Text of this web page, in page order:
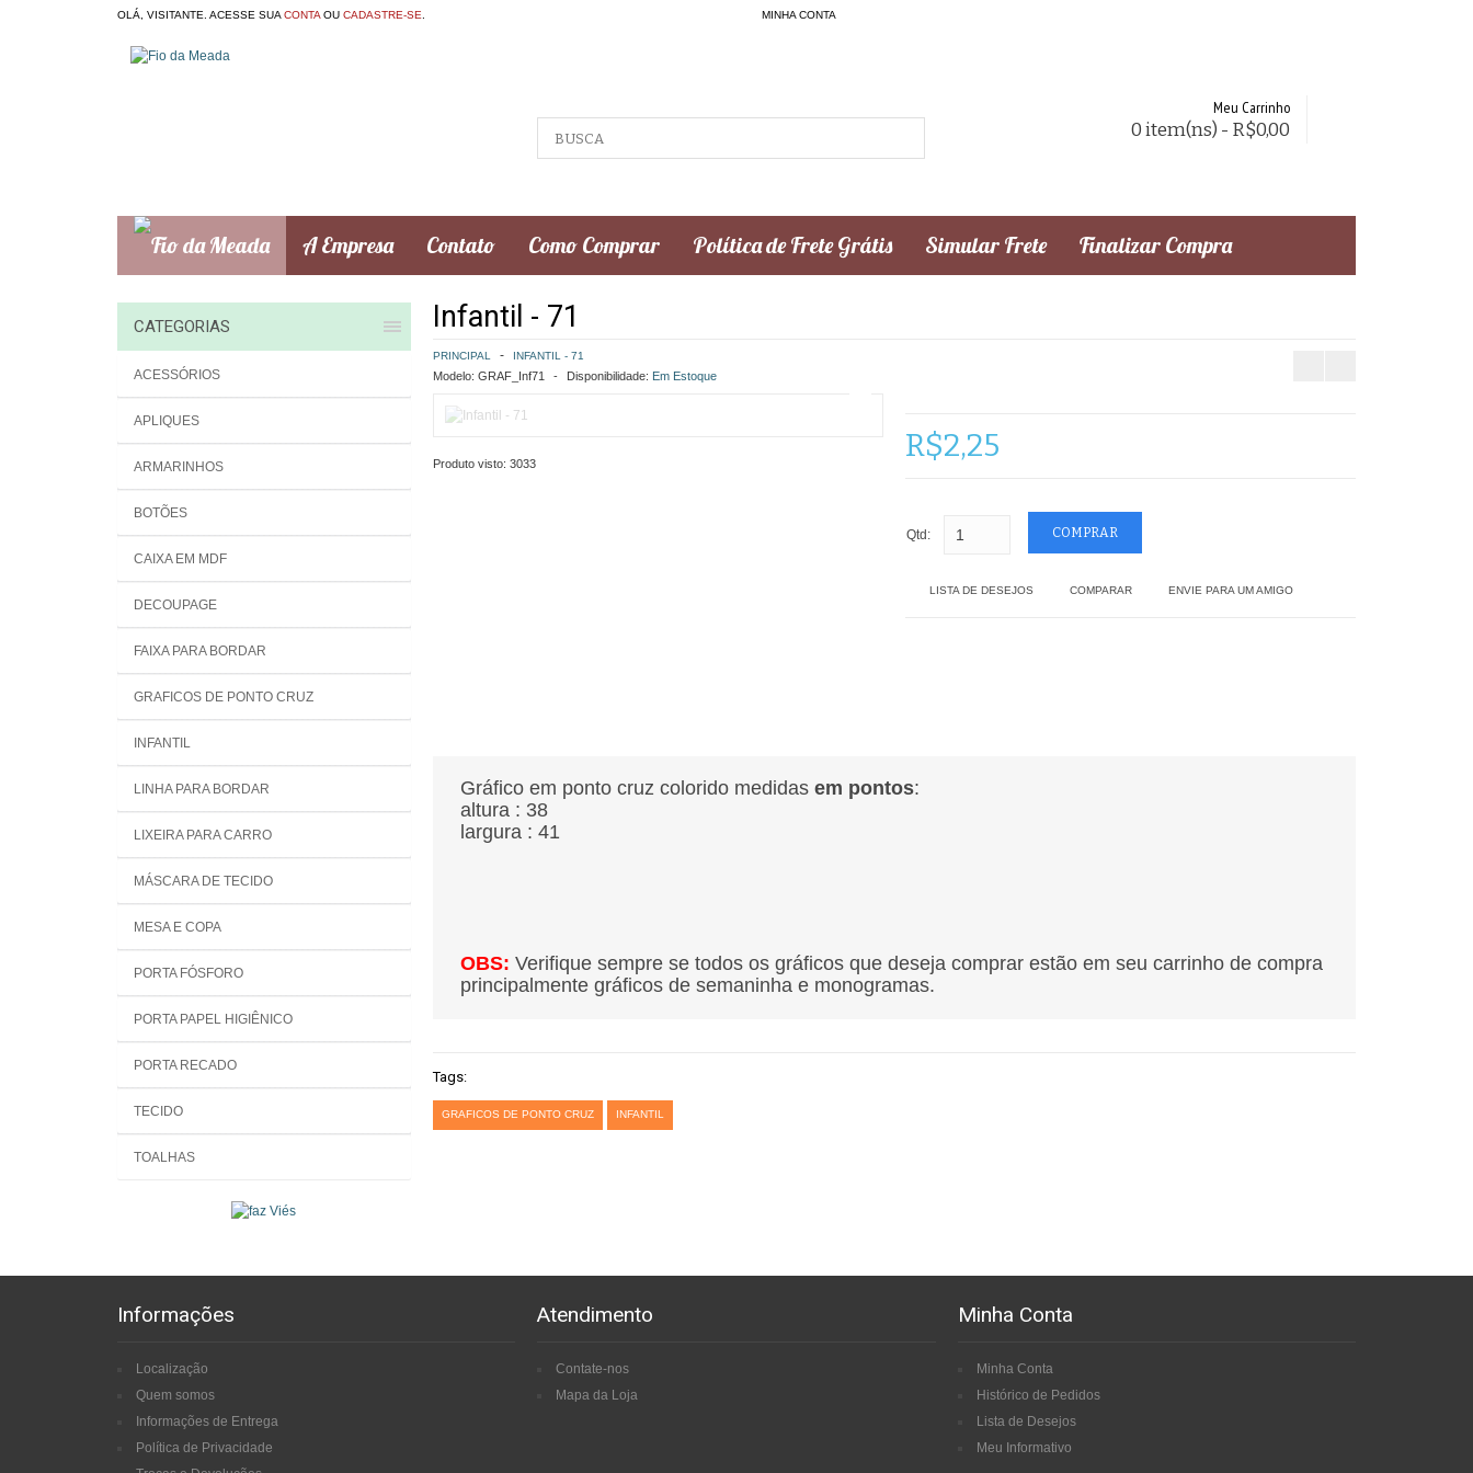
OLÁ, VISITANTE. ACESSE SUA CONTA OU CADASTRE-SE MINHA CONTA
Meu Carrinho
0 item(ns) - R$0,00
A Empresa Contato Como Comprar Política de Frete Grátis Simular Frete Finalizar Compra
CATEGORIAS
ACESSÓRIOS
APLIQUES
ARMARINHOS
BOTÕES
CAIXA EM MDF
DECOUPAGE
FAIXA PARA BORDAR
GRAFICOS DE PONTO CRUZ
INFANTIL
LINHA PARA BORDAR
LIXEIRA PARA CARRO
MÁSCARA DE TECIDO
MESA E COPA
PORTA FÓSFORO
PORTA PAPEL HIGIÊNICO
PORTA RECADO
TECIDO
TOALHAS
Infantil - 71
PRINCIPAL INFANTIL - 71
Modelo: GRAF_Inf71 Disponibilidade: Em Estoque
Produto visto: 3033 R$2,25
Qtd:
LISTA DE DESEJOS COMPARAR ENVIE PARA UM AMIGO
Gráfico em ponto cruz colorido medidas em pontos:
altura : 38
largura : 41
OBS: Verifique sempre se todos os gráficos que deseja comprar estão em seu carrinho de compra
principalmente gráficos de semaninha e monogramas.
Tags:
GRAFICOS DE PONTO CRUZ INFANTIL
Informações
Localização
Quem somos
Informações de Entrega
Política de Privacidade
Atendimento
Contate-nos
Mapa da Loja
Minha Conta
Minha Conta
Histórico de Pedidos
Lista de Desejos
Meu Informativo